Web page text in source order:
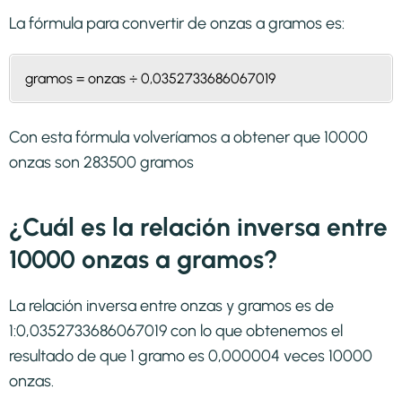
La fórmula para convertir deonzas a gramoses:
gramos = onzas ÷ 0,0352733686067019
Con esta fórmula volveríamos a obtener que 10000
onzas son 283500 gramos
¿Cuál es la relación inversa entre
10000 onzas a gramos?
La relación inversa entre onzas y gramos es de
1:0,0352733686067019 con lo que obtenemos el
resultado de que 1 gramo es 0,000004 veces 10000
onzas.